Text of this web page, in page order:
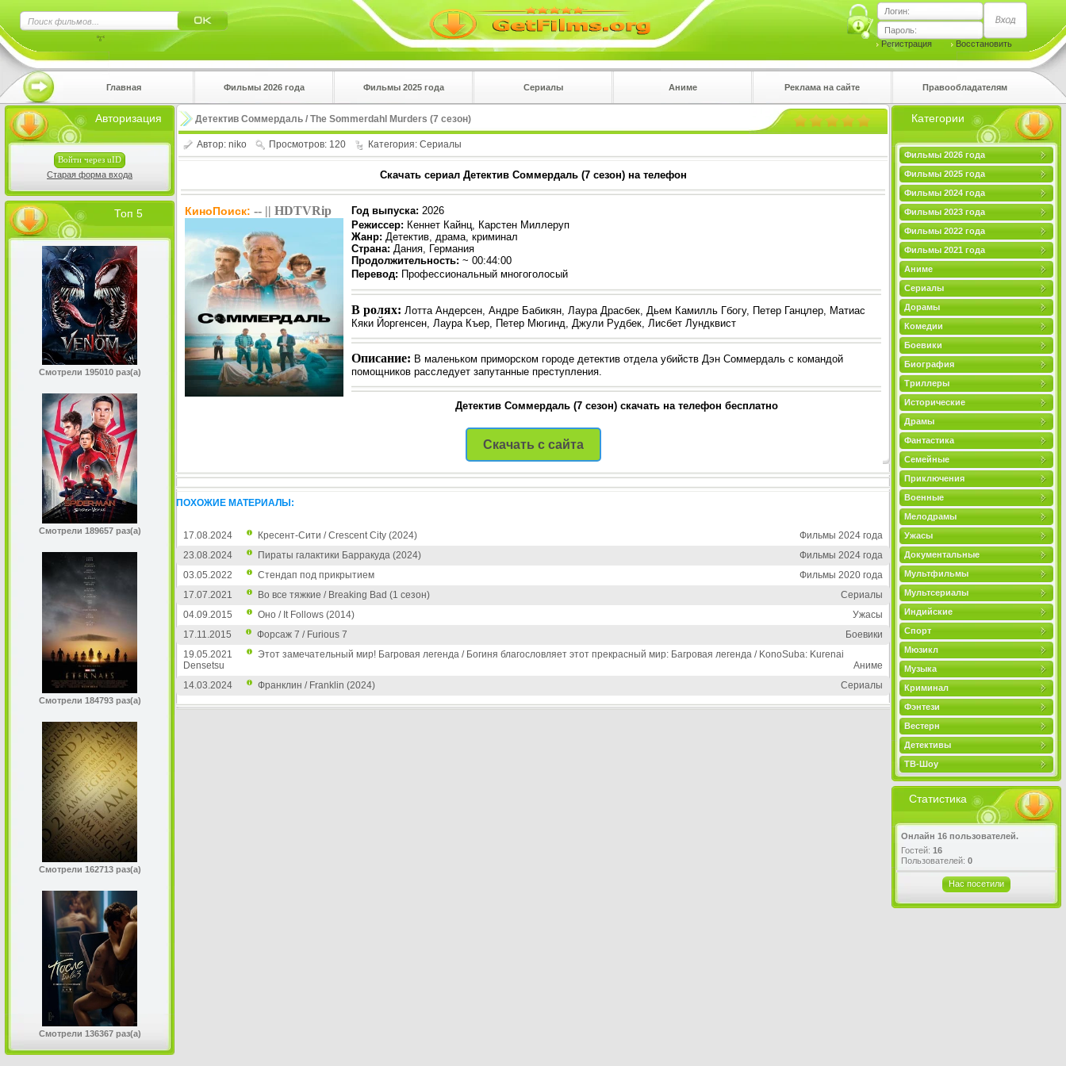
Логин:
Пароль:
Регистрация
Восстановить
Главная Фильмы 2026 года Фильмы 2025 года Сериалы Аниме Реклама на сайте Правообладателям
Авторизация
Войти через uID
Старая форма входа
Топ 5
Смотрели 195010 раз(а)
Смотрели 189657 раз(а)
Смотрели 184793 раз(а)
Смотрели 162713 раз(а)
Смотрели 136367 раз(а)
Категории
Фильмы 2026 года
Фильмы 2025 года
Фильмы 2024 года
Фильмы 2023 года
Фильмы 2022 года
Фильмы 2021 года
Аниме
Сериалы
Дорамы
Комедии
Боевики
Биография
Триллеры
Исторические
Драмы
Фантастика
Семейные
Приключения
Военные
Мелодрамы
Ужасы
Документальные
Мультфильмы
Мультсериалы
Индийские
Спорт
Мюзикл
Музыка
Криминал
Фэнтези
Вестерн
Детективы
ТВ-Шоу
Статистика
Онлайн 16 пользователей.
Гостей: 16
Пользователей: 0
Нас посетили
Детектив Соммердаль / The Sommerdahl Murders (7 сезон)
Автор: niko Просмотров: 120 Категория: Сериалы
Скачать сериал Детектив Соммердаль (7 сезон) на телефон
КиноПоиск: -- || HDTVRip Год выпуска: 2026
Режиссер: Кеннет Кайнц, Карстен Миллеруп
Жанр: Детектив, драма, криминал
Страна: Дания, Германия
Продолжительность: ~ 00:44:00
Перевод: Профессиональный многоголосый
В ролях: Лотта Андерсен, Андре Бабикян, Лаура Драсбек, Дьем Камилль Гбогу, Петер Ганцлер, Матиас
Кяки Йоргенсен, Лаура Къер, Петер Мюгинд, Джули Рудбек, Лисбет Лундквист
Описание: В маленьком приморском городе детектив отдела убийств Дэн Соммердаль с командой
помощников расследует запутанные преступления.
Детектив Соммердаль (7 сезон) скачать на телефон бесплатно
Нажмите на в плеере
!!!Если Вы с телефона сперва нажмите на троеточие в правом
верхнем углу!!!
Скачать с сайта
ПОХОЖИЕ МАТЕРИАЛЫ:
17.08.2024 Кресент-Сити / Crescent City (2024)
Фильмы 2024 года
23.08.2024
Пираты галактики Барракуда (2024)
Фильмы 2024 года
03.05.2022
Стендап под прикрытием
Фильмы 2020 года
17.07.2021
Во все тяжкие / Breaking Bad (1 сезон)
Сериалы
04.09.2015
Оно / It Follows (2014)
Ужасы
17.11.2015
Форсаж 7 / Furious 7
Боевики
19.05.2021
Этот замечательный мир! Багровая легенда / Богиня благословляет этот прекрасный мир: Багровая легенда / KonoSuba: Kurenai
Densetsu
Аниме
14.03.2024
Франклин / Franklin (2024) Сериалы